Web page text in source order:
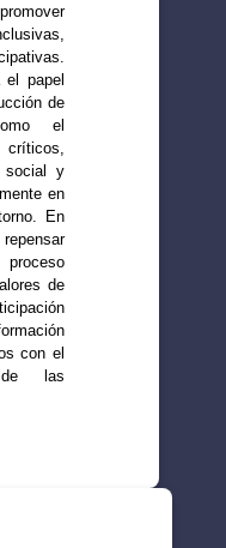
el papel
de
el
social y
en
En
de
con el
de las